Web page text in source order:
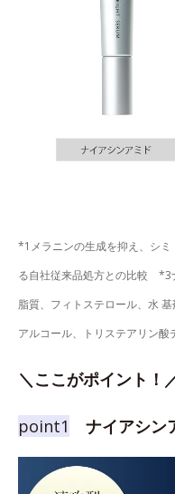
*1メラニンの生成を抑え、シ
る自社従来品処方との比較 *3
脂質、フィトステロール、水
アルコール、トリステアリン酸
＼ここがポイント！
point1 ナイアシン